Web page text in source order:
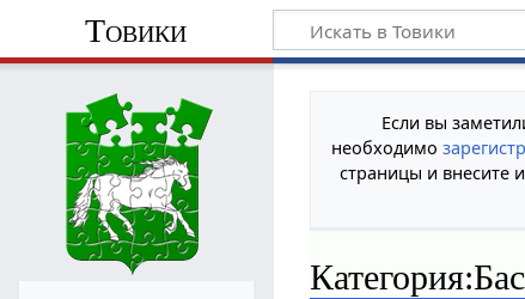
Товики
Если вы
необходимо
страницы и внесите
Категория: